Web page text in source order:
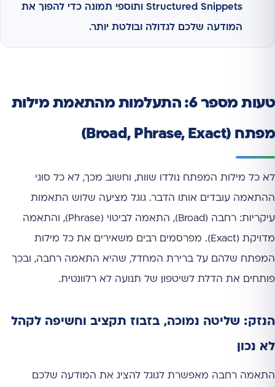
Structured Snippets ותוספי תמונה כדי להפוך את
המודעה שלכם לגדולה ובולטת יותר.
טעות מספר 6: התעלמות מהתאמת מילות
מפתח (Broad, Phrase, Exact)
לא כל מילות המפתח נולדו שוות, וחשוב מכך, לא כל סוגי
ההתאמה עובדים אותו הדבר. גוגל מציעה שלוש התאמות
עיקריות: רחבה (Broad), התאמה לביטוי (Phrase), והתאמה
מדויקת (Exact). מפרסמים רבים משאירים את כל מילות
המפתח שלהם על ברירת המחדל, שהיא התאמה רחבה, ובכך
פותחים את הדלת לשיטפון של תנועה לא רלוונטית.
הנזק: שליטה נמוכה, בזבוז תקציב וחשיפה לקהל
לא נכון
התאמה רחבה מאפשרת לגוגל להציג את המודעה שלכם